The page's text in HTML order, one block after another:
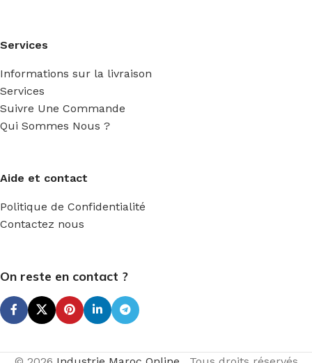
Services
Informations sur la livraison
Services
Suivre Une Commande
Qui Sommes Nous ?
Aide et contact
Politique de Confidentialité
Contactez nous
On reste en contact ?